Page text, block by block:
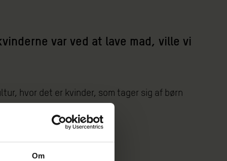
Om
var ved at lave mad, ville vi
hvor det er kvinder, som tager sig af børn